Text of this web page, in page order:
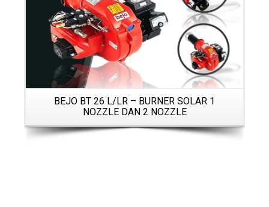
BEJO BT 26 L/LR – BURNER SOLAR 1
NOZZLE DAN 2 NOZZLE